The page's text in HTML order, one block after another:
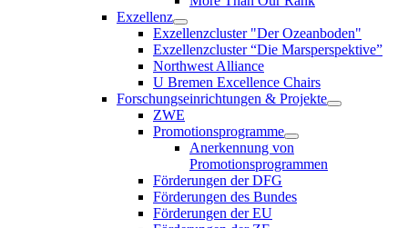
Exzellenz
Exzellenzcluster "Der Ozeanboden"
Exzellenzcluster “Die Marsperspektive”
Northwest Alliance
U Bremen Excellence Chairs
Forschungseinrichtungen & Projekte
ZWE
Promotionsprogramme
Anerkennung von
Promotionsprogrammen
Förderungen der DFG
Förderungen des Bundes
Förderungen der EU